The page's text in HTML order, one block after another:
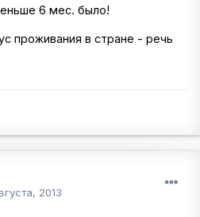
6 мес. было!
проживания в стране - речь
2013